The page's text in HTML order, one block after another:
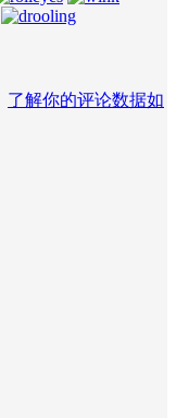
了解你的评论数据如